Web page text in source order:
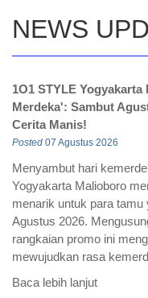
NEWS
1O1 STYLE
Merdeka': Sambut
Cerita Manis!
Posted 07 Agustus 2026
Menyambut hari
Yogyakarta Malioboro
menarik untuk para tamu
Agustus 2026.
rangkaian promo ini
mewujudkan rasa
Baca lebih lanjut